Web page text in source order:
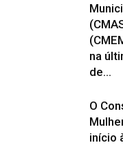
na
de...
O
início